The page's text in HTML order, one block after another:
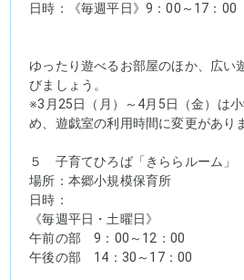
日時：《毎週平日》9：00～17：00
ゆったり遊べるお部屋のほか、広い
びましょう。
※3月25日（月）～4月5日（金）は
め、遊戯室の利用時間に変更があり
５　子育てひろば「きららルーム」
場所：本郷小規模保育所
日時：
《毎週平日・土曜日》
午前の部　9：00～12：00
午後の部　14：30～17：00